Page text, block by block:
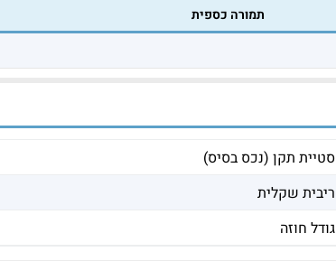
תמורה כספית
סטיית תקן (נכס בסיס)
ריבית שקלית
גודל חוזה